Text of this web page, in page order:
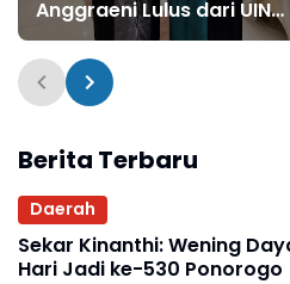
Anggraeni Lulus dari UIN
Kiai Ageng Muhammad
Besari Ponorogo
Berita Terbaru
Daerah
Sekar Kinanthi: Wening
Hari Jadi ke-530 Ponorogo